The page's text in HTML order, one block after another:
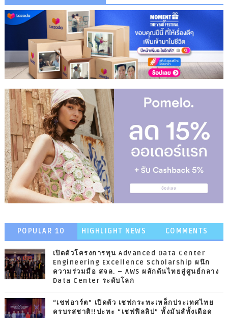
POPULAR 10 HIGHLIGHT NEWS COMMENTS
เปิดตัวโครงการทุน Advanced Data Center
Engineering Excellence Scholarship ผนึก
ความร่วมมือ สจล. – AWS ผลักดันไทยสู่ศูนย์กลาง
Data Center ระดับโลก
“เชฟอาร์ต” เปิดตัว เชฟกระทะเหล็กประเทศไทย
ครบรสชาติ!!ปะทะ “เชฟฟิลลิป” ทั้งมันส์ทั้งเดือด